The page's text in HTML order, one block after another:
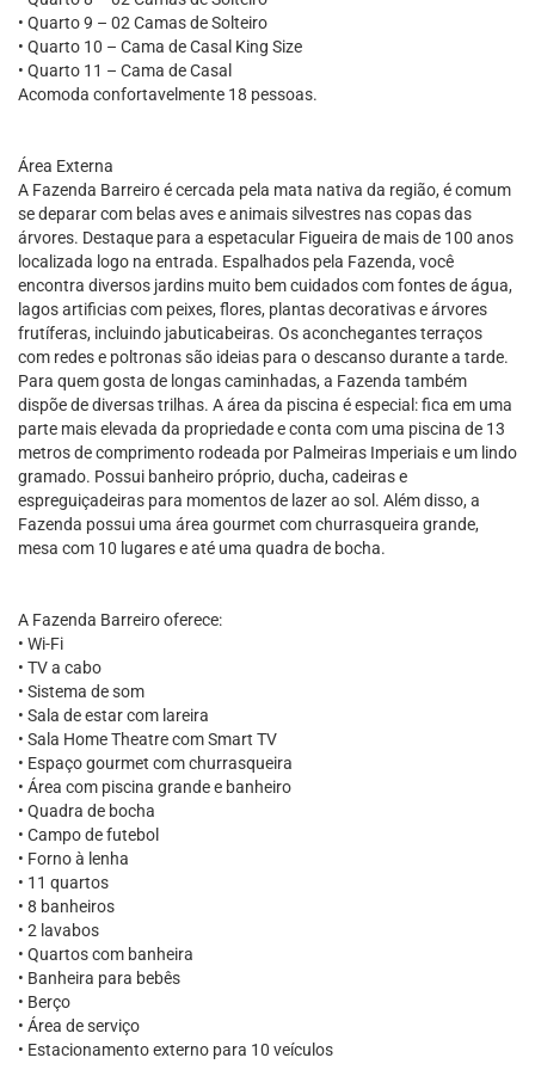
• Quarto 9 – 02 Camas de Solteiro
• Quarto 10 – Cama de Casal King Size
• Quarto 11 – Cama de Casal
Acomoda confortavelmente 18 pessoas.
Área Externa
A Fazenda Barreiro é cercada pela mata nativa da região, é comum
se deparar com belas aves e animais silvestres nas copas das
árvores. Destaque para a espetacular Figueira de mais de 100 anos
localizada logo na entrada. Espalhados pela Fazenda, você
encontra diversos jardins muito bem cuidados com fontes de água,
lagos artificias com peixes, flores, plantas decorativas e árvores
frutíferas, incluindo jabuticabeiras. Os aconchegantes terraços
com redes e poltronas são ideias para o descanso durante a tarde.
Para quem gosta de longas caminhadas, a Fazenda também
dispõe de diversas trilhas. A área da piscina é especial: fica em uma
parte mais elevada da propriedade e conta com uma piscina de 13
metros de comprimento rodeada por Palmeiras Imperiais e um lindo
gramado. Possui banheiro próprio, ducha, cadeiras e
espreguiçadeiras para momentos de lazer ao sol. Além disso, a
Fazenda possui uma área gourmet com churrasqueira grande,
mesa com 10 lugares e até uma quadra de bocha.
A Fazenda Barreiro oferece:
• Wi-Fi
• TV a cabo
• Sistema de som
• Sala de estar com lareira
• Sala Home Theatre com Smart TV
• Espaço gourmet com churrasqueira
• Área com piscina grande e banheiro
• Quadra de bocha
• Campo de futebol
• Forno à lenha
• 11 quartos
• 8 banheiros
• 2 lavabos
• Quartos com banheira
• Banheira para bebês
• Berço
• Área de serviço
• Estacionamento externo para 10 veículos